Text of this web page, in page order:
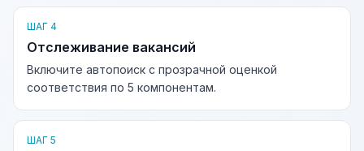
ШАГ 4
Отслеживание вакансий
Включите автопоиск с прозрачной оценкой
соответствия по 5 компонентам.
ШАГ 5